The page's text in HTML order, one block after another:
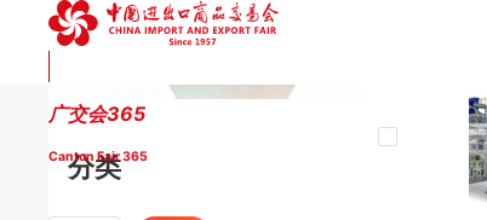
广交会365
Canton Fair 365
分类
公司视图